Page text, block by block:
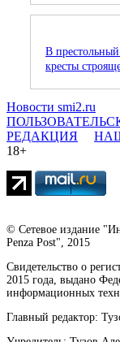
В
кресты
Новости smi2.ru
РЕДАКЦИЯ
18+
© Сетевое издание
Penza Post", 2015
Свидетельство о
2015 года, выдано
информационных
Главный редактор: